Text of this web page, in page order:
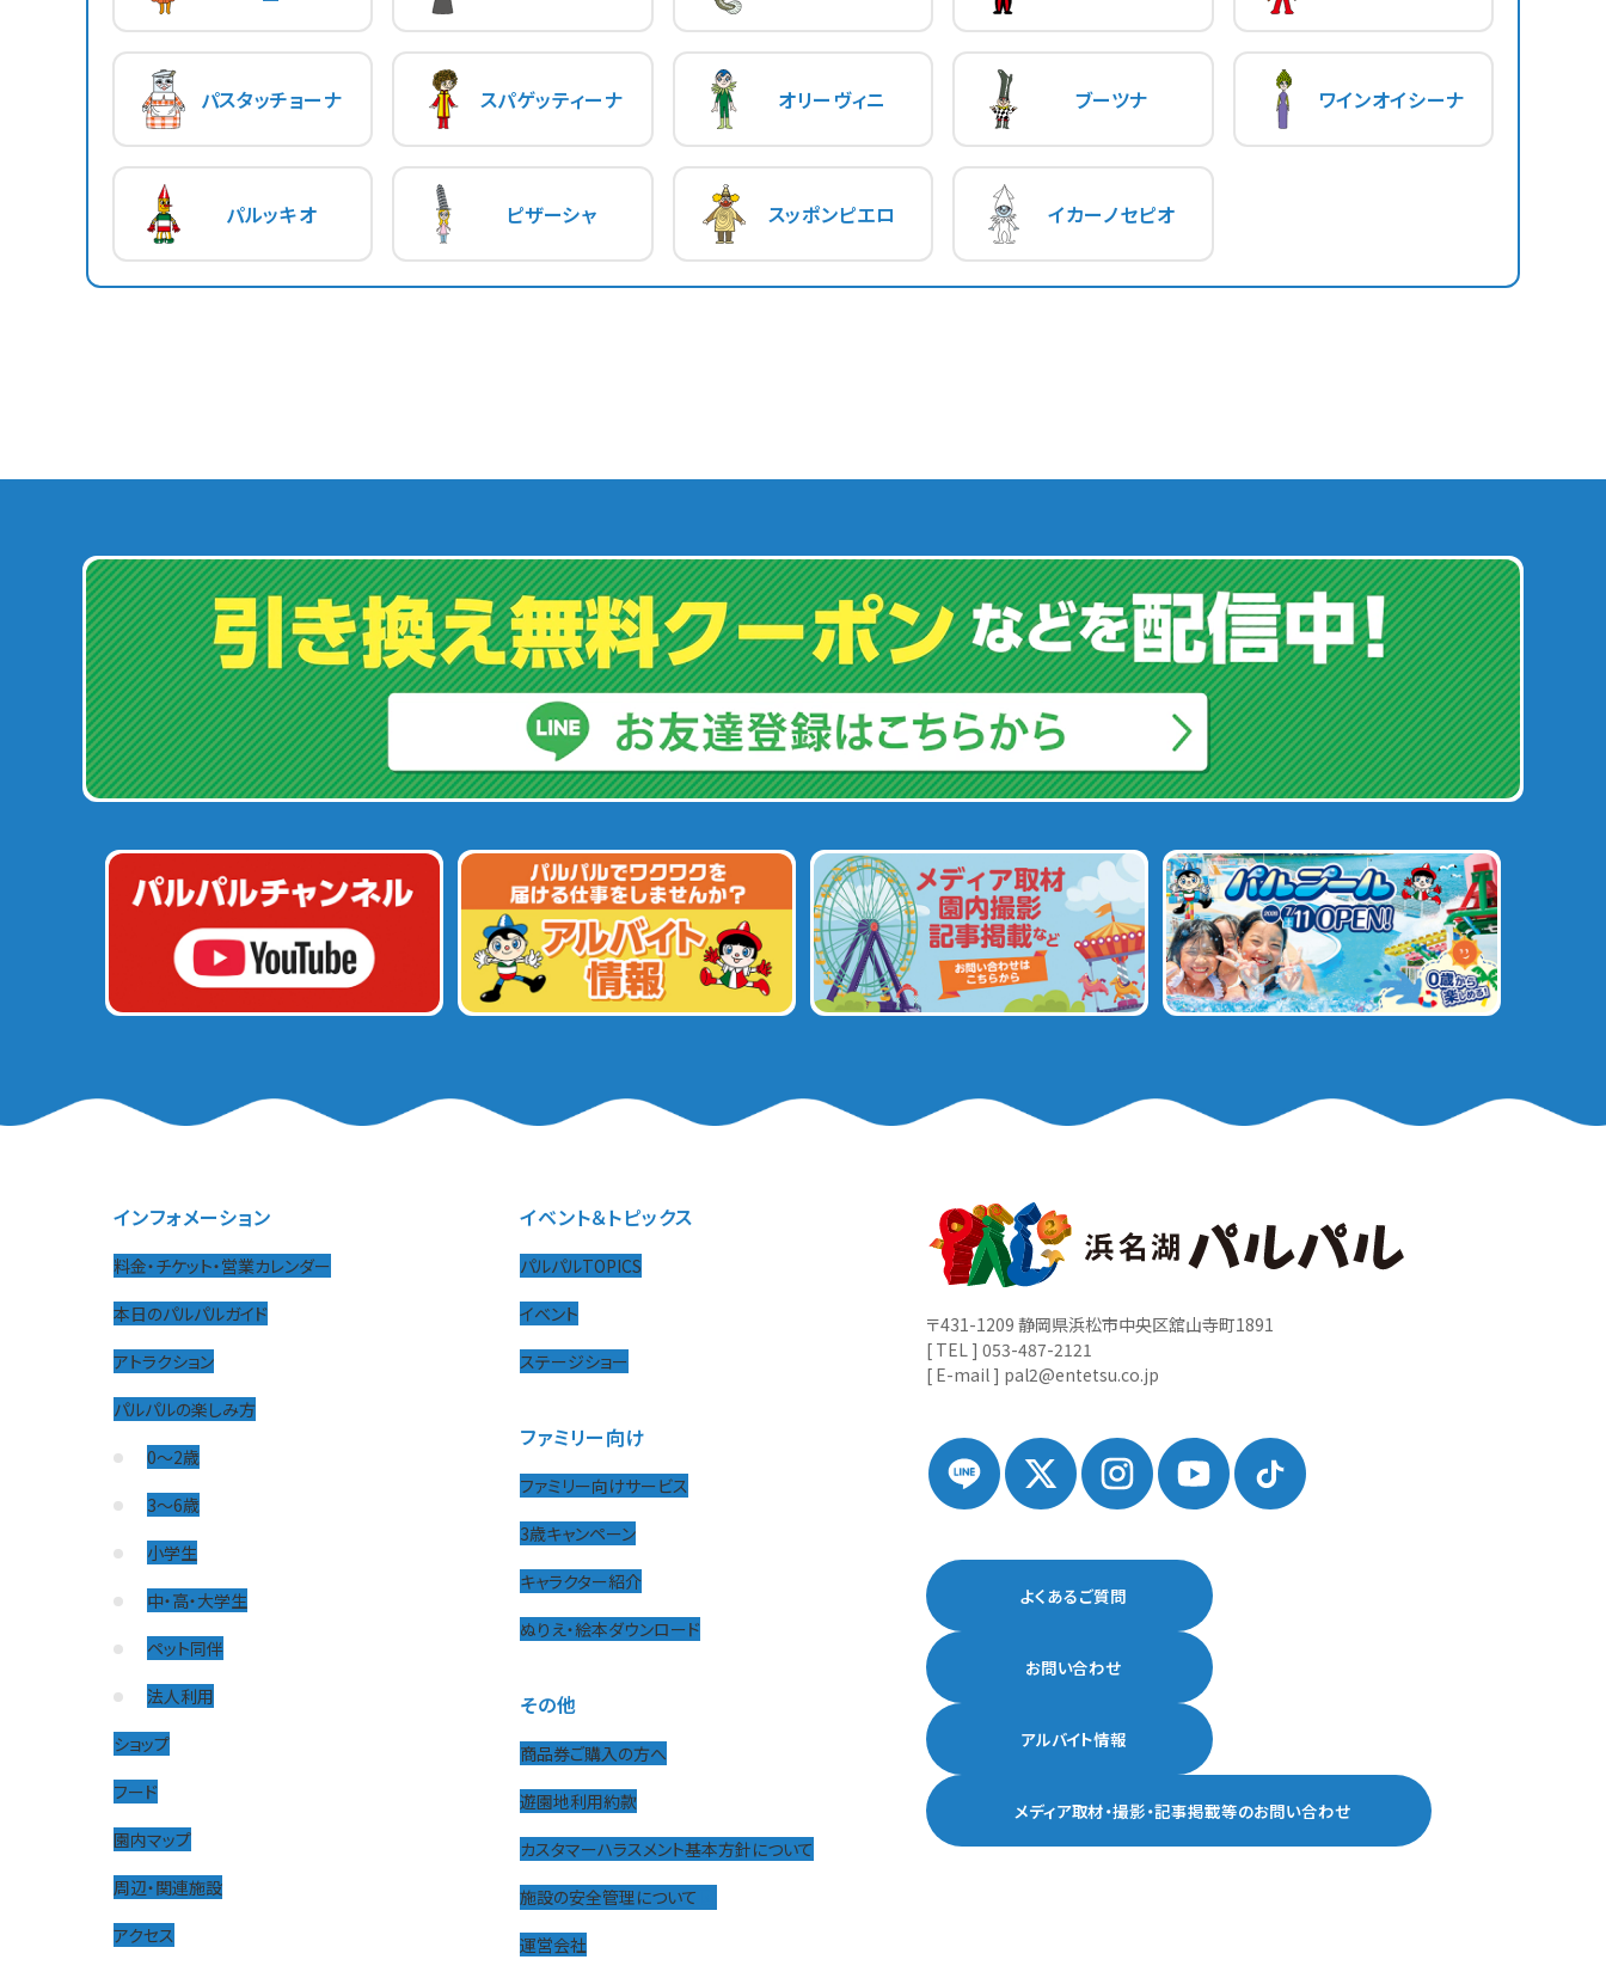
パスタッチョーナ スパゲッティーナ オリーヴィニ ブーツナ ワインオイシーナ
パルッキオ ピザーシャ スッポンピエロ イカーノセピオ
インフォメーション
料金・チケット・営業カレンダー
本日のパルパルガイド
アトラクション
パルパルの楽しみ方
0〜2歳
3〜6歳
小学生
中・高・大学生
ペット同伴
法人利用
ショップ
フード
園内マップ
周辺・関連施設
アクセス
イベント＆トピックス
パルパルTOPICS
イベント
ステージショー
ファミリー向け
ファミリー向けサービス
3歳キャンペーン
キャラクター紹介
ぬりえ・絵本ダウンロード
その他
商品券ご購入の方へ
遊園地利用約款
カスタマーハラスメント基本方針について
施設の安全管理について
運営会社
〒431-1209 静岡県浜松市中央区舘山寺町1891
[ TEL ] 053-487-2121
[ E-mail ] pal2@entetsu.co.jp
よくあるご質問
お問い合わせ
アルバイト情報
メディア取材・撮影・記事掲載等のお問い合わせ